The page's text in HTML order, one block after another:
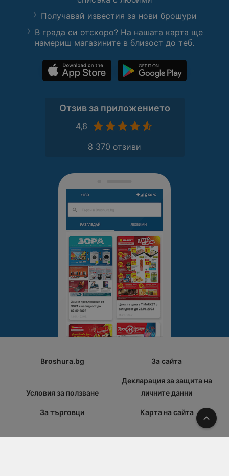
Получавай известия за нови брошури
В града си отскоро? На нашата карта ще
намериш магазините в близост до теб.
Отзив за приложението
4,6
8 370 отзиви
Broshura.bg За сайта
Условия за ползване
Декларация за защита на
личните данни
За търговци Карта на сайта